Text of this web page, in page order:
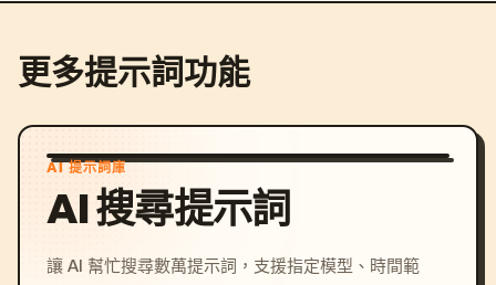
更多提示詞功能
AI 提示詞庫
AI 搜尋提示詞
讓 AI 幫忙搜尋數萬提示詞，支援指定模型、時間範